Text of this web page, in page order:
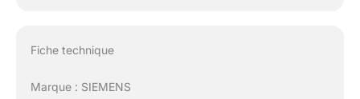
Fiche technique
Marque : SIEMENS